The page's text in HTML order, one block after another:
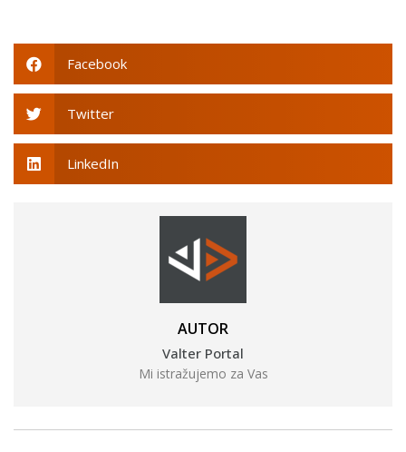
Facebook
Twitter
LinkedIn
AUTOR
Valter Portal
Mi istražujemo za Vas